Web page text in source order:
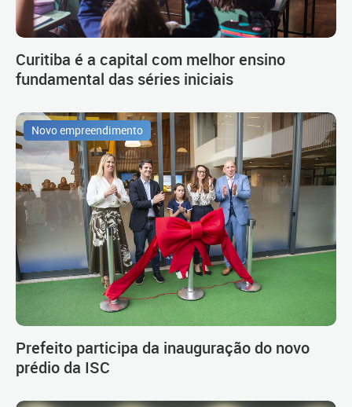
Curitiba é a capital com melhor ensino
fundamental das séries iniciais
Novo empreendimento
Prefeito participa da inauguração do novo
prédio da ISC